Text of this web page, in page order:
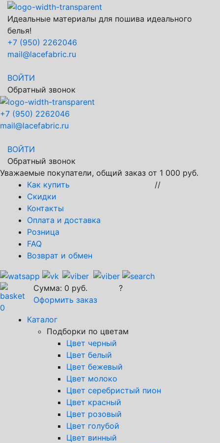
Идеальные материалы для пошива идеального
белья!
+7 (950) 2262046
mail@lacefabric.ru
ВОЙТИ
Обратный звонок
+7 (950) 2262046
mail@lacefabric.ru
ВОЙТИ
Обратный звонок
Уважаемые покупатели, общий заказ от 1 000 руб.
Как купить
Скидки
Контакты
Оплата и доставка
Розница
FAQ
Возврат и обмен
//
0
Сумма: 0 руб.
Оформить заказ
?
Каталог
Подборки по цветам
Цвет черный
Цвет белый
Цвет бежевый
Цвет молоко
Цвет серебристый пион
Цвет красный
Цвет розовый
Цвет голубой
Цвет винный